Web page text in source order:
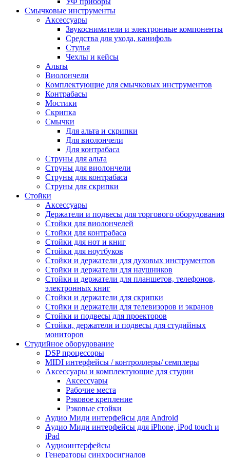
Смычковые инструменты
Аксессуары
Звукосниматели и электронные компоненты
Средства для ухода, канифоль
Стулья
Чехлы и кейсы
Альты
Виолончели
Комплектующие для смычковых инструментов
Контрабасы
Мостики
Скрипка
Смычки
Для альта и скрипки
Для виолончели
Для контрабаса
Струны для альта
Струны для виолончели
Струны для контрабаса
Струны для скрипки
Стойки
Аксессуары
Держатели и подвесы для торгового оборудования
Стойки для виолончелей
Стойки для контрабаса
Стойки для нот и книг
Стойки для ноутбуков
Стойки и держатели для духовых инструментов
Стойки и держатели для наушников
Стойки и держатели для планшетов, телефонов,
электронных книг
Стойки и держатели для скрипки
Стойки и держатели для телевизоров и экранов
Стойки и подвесы для проекторов
Стойки, держатели и подвесы для студийных
мониторов
Студийное оборудование
DSP процессоры
MIDI интерфейсы / контроллеры/ семплеры
Аксессуары и комплектующие для студии
Аксессуары
Рабочие места
Рэковое крепление
Рэковые стойки
Аудио Миди интерфейсы для Android
Аудио Миди интерфейсы для iPhone, iPod touch и
iPad
Аудиоинтерфейсы
Генераторы синхросигналов